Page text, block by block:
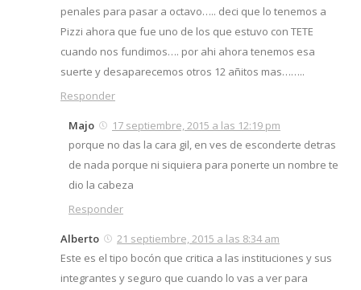
penales para pasar a octavo….. deci que lo tenemos a
Pizzi ahora que fue uno de los que estuvo con TETE
cuando nos fundimos…. por ahi ahora tenemos esa
suerte y desaparecemos otros 12 añitos mas……..
Responder
Majo
17 septiembre, 2015 a las 12:19 pm
porque no das la cara gil, en ves de esconderte detras
de nada porque ni siquiera para ponerte un nombre te
dio la cabeza
Responder
Alberto
21 septiembre, 2015 a las 8:34 am
Este es el tipo bocón que critica a las instituciones y sus
integrantes y seguro que cuando lo vas a ver para